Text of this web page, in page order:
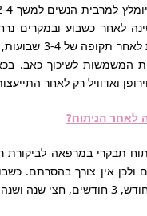
המשמשות לשיכוך כאב.
ואדוויל רק לאחר
הניתוח?
תבקרי במרפאה
ולכן אין צורך בהסרתם.
על פי צורך.